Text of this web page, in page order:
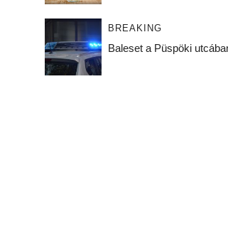
BREAKING
Baleset a Püspöki